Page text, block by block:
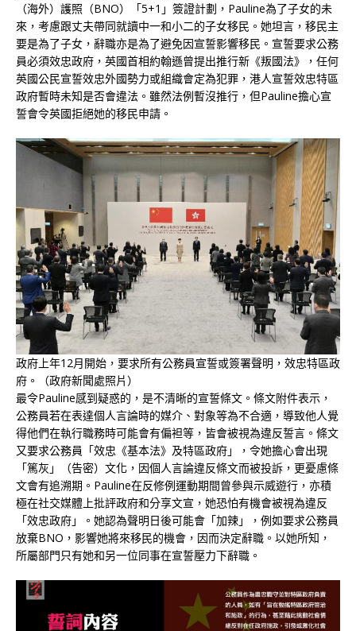
（海外）護照（BNO）「5+1」簽證計劃，Pauline為了子女的未
來，考慮跟丈夫帶同就讀中一和小二的子女移民。她坦言，移民主
要是為了子女，辭職亦是為了避免因宣誓影響移民。宣誓要求公務
員必須效忠政府，英國首相約翰遜曾提出推行新《叛國法》，任何
英國公民宣誓效忠外國勢力或組織會定為犯罪，港人宣誓效忠特區
政府暫時未知是否會違法。雖然法例暫沒推行，但Pauline擔心宣
誓會令英國拒絕她的移民申請。
政府上年12月開始，要求所有公務員宣誓或簽署聲明，效忠特區政
府。（政府新聞處照片）
最令Pauline感到疑惑的，是不清晰的宣誓條文。條文附件表示，
公務員若在表達個人言論時的媒介、對象等為不合適，導致他人覺
得他們在執行職務時可能會有偏袒等，皆會被視為違反誓言。條文
又要求公務員「效忠《基本法》及特區政府」，令她擔心會出現
「篤灰」（告密）文化，因個人言論違反條文而被投訴，更憂慮條
文會有追溯期。Pauline在反修例運動期間曾參與示威遊行，亦積
極在社交媒體上批評政府和分享文宣，她恐怕有機會被視為違反
「效忠政府」。她認為聲明日後可能會「加辣」，例如要求公務員
放棄BNO，影響她將來移民的機會，因而決定辭職。以她所知，
所屬部門只有她和另一位同事在宣誓壓力下辭職。